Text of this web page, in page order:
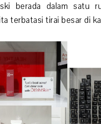
berada dalam satu
terbatasi tirai besar di